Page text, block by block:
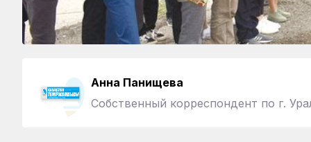
Анна Панищева
Собственный корреспондент по г.